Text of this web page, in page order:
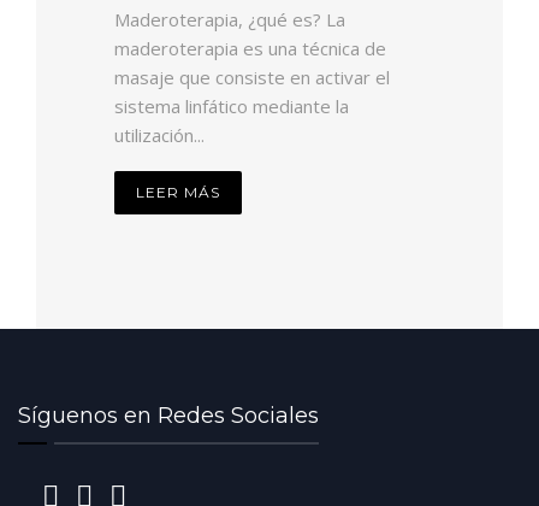
Maderoterapia, ¿qué es? La
maderoterapia es una técnica de
masaje que consiste en activar el
sistema linfático mediante la
utilización...
LEER MÁS
Síguenos en Redes Sociales